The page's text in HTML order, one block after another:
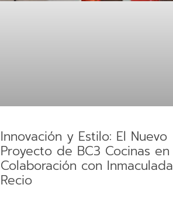
Innovación y Estilo: El Nuevo
Proyecto de BC3 Cocinas en
Colaboración con Inmaculada
Recio